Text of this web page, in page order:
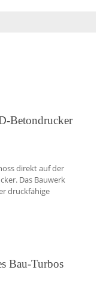
Betondrucker
direkt auf der
Das Bauwerk
druckfähige
Bau-Turbos